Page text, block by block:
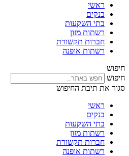
ראשי
בנקים
בתי השקעות
רשתות מזון
חברות תקשורת
רשתות אופנה
חיפוש
חיפוש
סגור את תיבת החיפוש
ראשי
בנקים
בתי השקעות
רשתות מזון
חברות תקשורת
רשתות אופנה